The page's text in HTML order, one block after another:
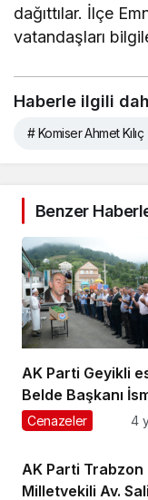
dağıttılar. İlçe
vatandaşları
Haberle ilgili
# Komiser Ahmet Kılıç
Benzer
AK Parti Geyikli
Belde Başkanı
Hakkı Bayraktar
Cenazeler 4
AK Parti Trabzon
Milletvekili Av.